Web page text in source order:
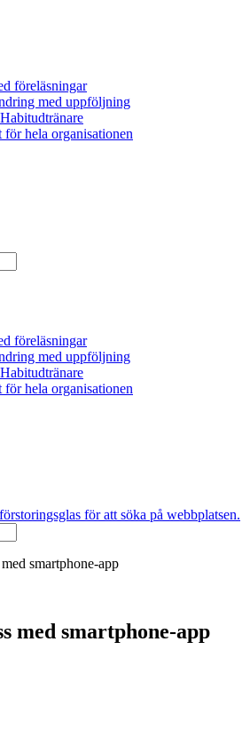
föreläsningar
med uppföljning
för hela organisationen
föreläsningar
med uppföljning
för hela organisationen
smartphone-app
med smartphone-app